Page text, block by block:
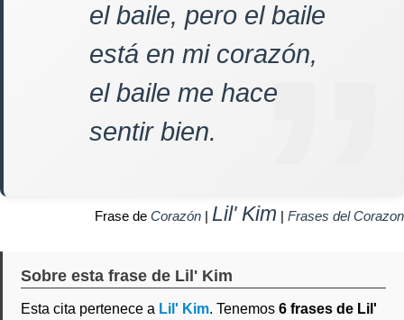
el baile, pero el baile
está en mi corazón,
el baile me hace
sentir bien.
Frase de Corazón | Lil' Kim | Frases del Corazon
Sobre esta frase de Lil' Kim
Esta cita pertenece a Lil' Kim. Tenemos 6 frases de Lil'